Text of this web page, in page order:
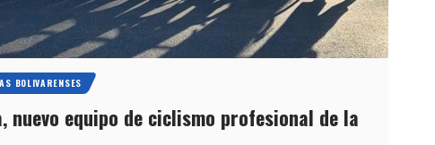
BOLIVARENSES
nuevo equipo de ciclismo profesional de la